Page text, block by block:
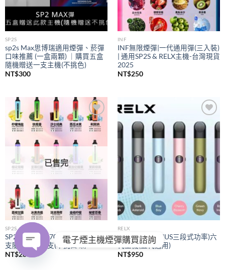
SP2S
sp2s Max思博瑞適用煙彈、菸彈
口味推薦 (一盒兩顆) ｜購買五盒
隨機贈送一支主機(不挑色)
NT$300
INF
INF無限煙彈|一代通用彈(三入裝)
| 通用SP2S & RELX主機-台灣現貨
2025
NT$250
Add to
wishlist
已售完
SP2S
SP2S拋棄式
7000口｜購買五
支隨機贈送一支(不挑口味)
NT$280
Add to
wishlist
RELX
RELX悅刻
(PIUS三段式功率)六
代主機(五代通用)
NT$950
電子煙主機煙彈購買諮詢